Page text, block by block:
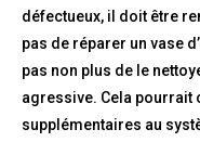
défectueux, il doit être
pas de réparer un vase
pas non plus de le
agressive. Cela pourrait
supplémentaires au